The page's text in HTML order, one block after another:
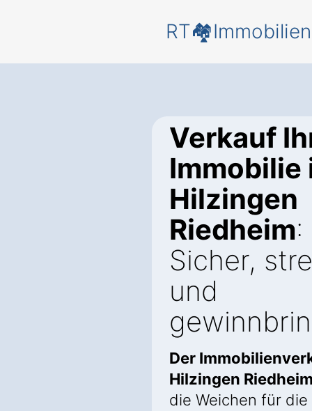
RT🏘️Immobilien
Verkauf
Immobilie
Hilzingen
Riedheim:
Sicher,
und
Der
Hilzingen
die Weichen für